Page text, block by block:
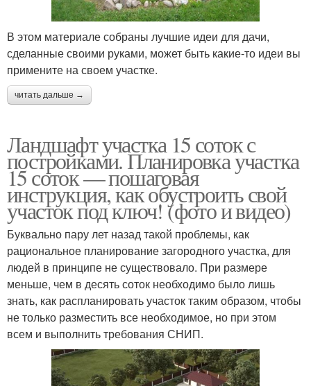
В этом материале собраны лучшие идеи для дачи,
сделанные своими руками, может быть какие-то идеи вы
примените на своем участке.
читать дальше →
Ландшафт участка 15 соток с
постройками. Планировка участка
15 соток — пошаговая
инструкция, как обустроить свой
участок под ключ! (фото и видео)
Буквально пару лет назад такой проблемы, как
рациональное планирование загородного участка, для
людей в принципе не существовало. При размере
меньше, чем в десять соток необходимо было лишь
знать, как распланировать участок таким образом, чтобы
не только разместить все необходимое, но при этом
всем и выполнить требования СНИП.